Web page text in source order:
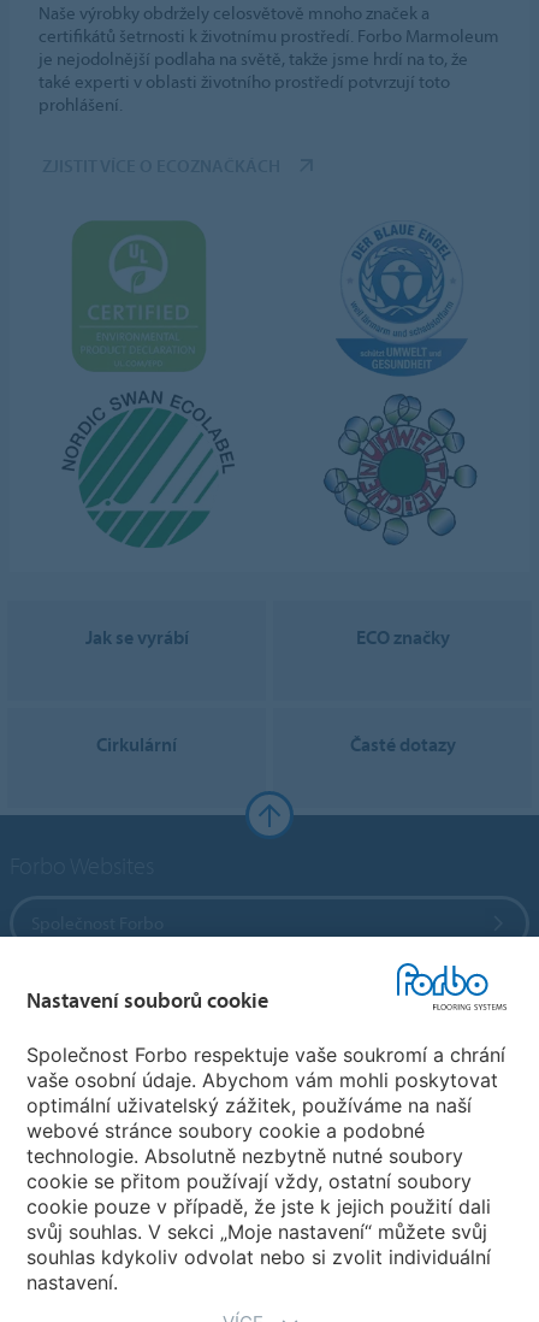
Naše výrobky obdržely celosvětově mnoho značek a
certifikátů šetrnosti k životnímu prostředí. Forbo Marmoleum
je nejodolnější podlaha na světě, takže jsme hrdí na to, že
také experti v oblasti životního prostředí potvrzují toto
prohlášení.
Jak se vyrábí ECO značky
Cirkulární Časté dotazy
Forbo Flooring Systems
Forbo Movement Systems
Pobočky
Vyberte svou zemi
Nastavení souborů cookie
Společnost Forbo respektuje vaše soukromí a chrání
vaše osobní údaje. Abychom vám mohli poskytovat
optimální uživatelský zážitek, používáme na naší
webové stránce soubory cookie a podobné
technologie. Absolutně nezbytně nutné soubory
cookie se přitom používají vždy, ostatní soubory
cookie pouze v případě, že jste k jejich použití dali
svůj souhlas. V sekci „Moje nastavení“ můžete svůj
souhlas kdykoliv odvolat nebo si zvolit individuální
nastavení.